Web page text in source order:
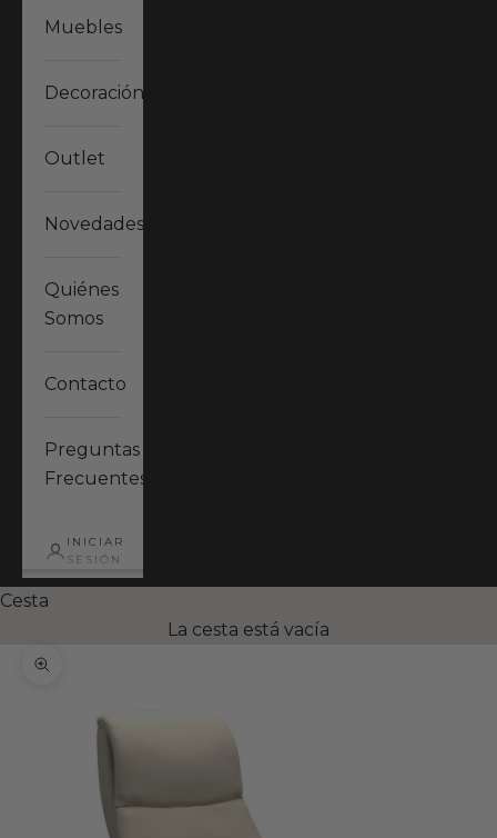
Muebles
Decoración
Outlet
Novedades
Quiénes
Somos
Contacto
Preguntas
Frecuentes
INICIAR
SESIÓN
Cesta
La cesta está vacía
Zoom